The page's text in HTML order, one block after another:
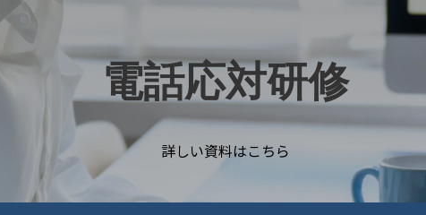
電話応対研修
詳しい資料はこちら